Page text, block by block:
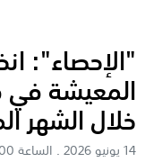
"الإحصاء":
خلال الشهر
14 يونيو 2026 . الساعة 10:00 ص بتوقيت القدس